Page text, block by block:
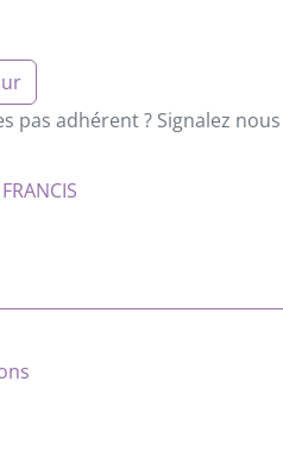
pas adhérent ? Signalez